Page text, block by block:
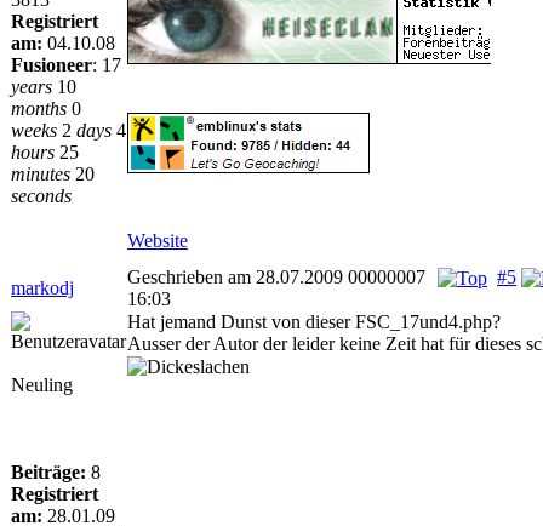
Registriert
am: 04.10.08
Fusioneer: 17
years 10
months 0
weeks 2 days 4
hours 25
minutes 20
seconds
Website
markodj
#5
Geschrieben am 28.07.2009 00000007
16:03
Neuling
Beiträge: 8
Registriert
am: 28.01.09
Hat jemand Dunst von dieser FSC_17und4.php?
Ausser der Autor der leider keine Zeit hat für dieses